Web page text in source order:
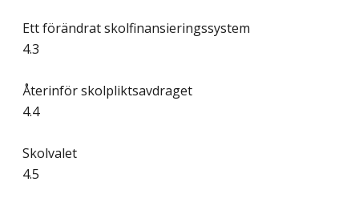
Ett förändrat skolfinansieringssystem
4.3
Återinför skolpliktsavdraget
4.4
Skolvalet
4.5